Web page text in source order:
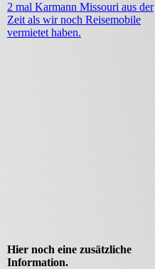
2 mal Karmann Missouri aus der
Zeit als wir noch Reisemobile
vermietet haben.
Hier noch eine zusätzliche
Information.